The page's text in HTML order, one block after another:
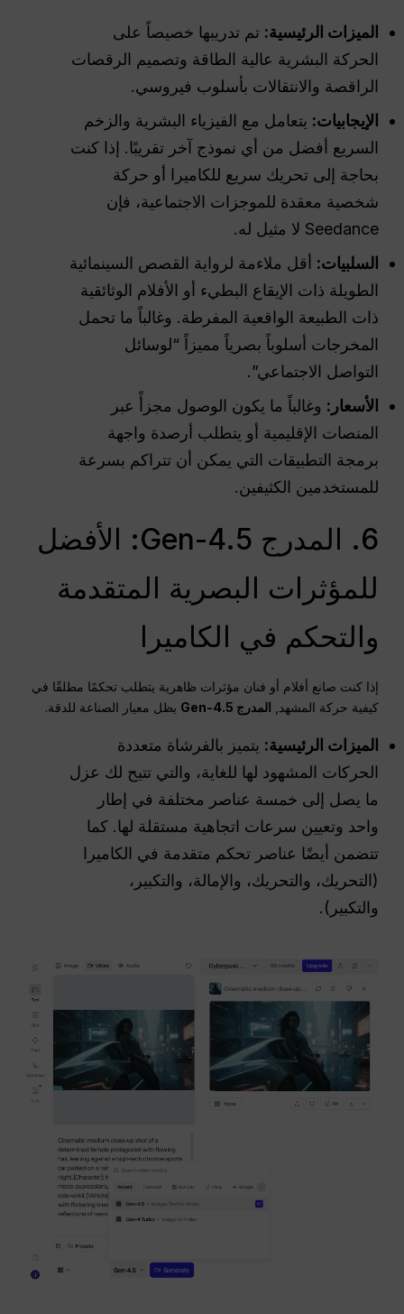
الميزات الرئيسية: تم تدريبها خصيصاً على
الحركة البشرية عالية الطاقة وتصميم الرقصات
الراقصة والانتقالات بأسلوب فيروسي.
الإيجابيات: يتعامل مع الفيزياء البشرية والزخم
السريع أفضل من أي نموذج آخر تقريبًا. إذا كنت
بحاجة إلى تحريك سريع للكاميرا أو حركة
شخصية معقدة للموجزات الاجتماعية، فإن
Seedance لا مثيل له.
السلبيات: أقل ملاءمة لرواية القصص السينمائية
الطويلة ذات الإيقاع البطيء أو الأفلام الوثائقية
ذات الطبيعة الواقعية المفرطة. وغالباً ما تحمل
المخرجات أسلوباً بصرياً مميزاً “لوسائل
التواصل الاجتماعي”.
الأسعار: وغالباً ما يكون الوصول مجزأً عبر
المنصات الإقليمية أو يتطلب أرصدة واجهة
برمجة التطبيقات التي يمكن أن تتراكم بسرعة
للمستخدمين الكثيفين.
6. المدرج Gen-4.5: الأفضل
للمؤثرات البصرية المتقدمة
والتحكم في الكاميرا
إذا كنت صانع أفلام أو فنان مؤثرات ظاهرية يتطلب تحكمًا مطلقًا في
كيفية حركة المشهد, المدرج Gen-4.5 يظل معيار الصناعة للدقة.
الميزات الرئيسية: يتميز بالفرشاة متعددة
الحركات المشهود لها للغاية، والتي تتيح لك عزل
ما يصل إلى خمسة عناصر مختلفة في إطار
واحد وتعيين سرعات اتجاهية مستقلة لها. كما
تتضمن أيضًا عناصر تحكم متقدمة في الكاميرا
(التحريك، والتحريك، والإمالة، والتكبير،
والتكبير).